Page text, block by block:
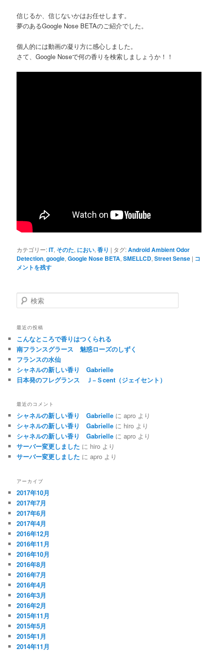
信じるか、信じないかはお任せします。
夢のあるGoogle Nose BETAのご紹介でした。
個人的には動画の凝り方に感心しました。
さて、Google Noseで何の香りを検索しましょうか！！
カテゴリー:IT, そのた, におい,香り | タグ:Android Ambient Odor
Detection,google,Google Nose BETA,SMELLCD,Street Sense | コ
メントを残す
検
索
最近の投稿
こんなところで香りはつくられる
南フランスグラース 魅惑ローズのしずく
フランスの水仙
シャネルの新しい香り Gabrielle
日本発のフレグランス Ｊ−Ｓcent（ジェイセント）
最近のコメント
シャネルの新しい香り Gabrielle にapro より
シャネルの新しい香り Gabrielle に hiro より
シャネルの新しい香り Gabrielle にapro より
サーバー変更しました に hiro より
サーバー変更しました にapro より
アーカイブ
2017年10月
2017年7月
2017年6月
2017年4月
2016年12月
2016年11月
2016年10月
2016年8月
2016年7月
2016年4月
2016年3月
2016年2月
2015年11月
2015年5月
2015年1月
2014年11月